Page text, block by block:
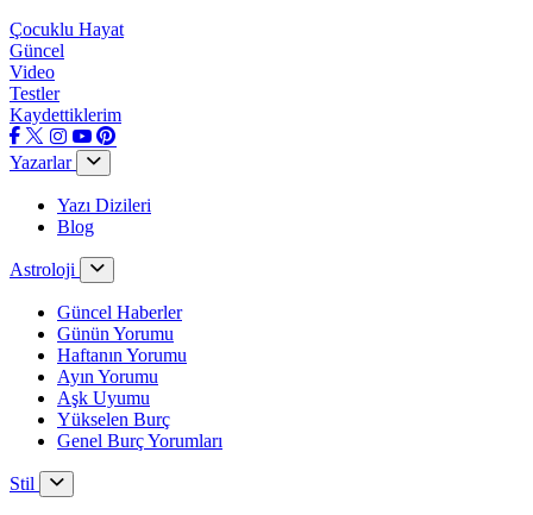
Çocuklu Hayat
Güncel
Video
Testler
Kaydettiklerim
Yazarlar
Yazı Dizileri
Blog
Astroloji
Güncel Haberler
Günün Yorumu
Haftanın Yorumu
Ayın Yorumu
Aşk Uyumu
Yükselen Burç
Genel Burç Yorumları
Stil